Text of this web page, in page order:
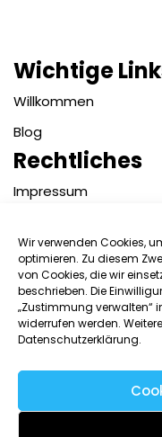
Wir verwenden Cookies,
optimieren. Zu diesem
von Cookies, die wir
beschrieben. Die
„Zustimmung verwalten“
widerrufen werden.
Datenschutzerklärung.
Wichtige
Willkommen
Blog
Rechtliches
Impressum
Kontakt
Benutzername: